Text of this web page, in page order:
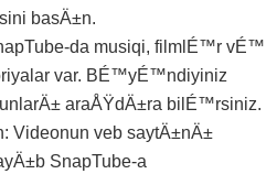
basÄ±n.
da musiqi, filmlÉ™r vÉ™
var. BÉ™yÉ™ndiyiniz
araÅŸdÄ±ra bilÉ™rsiniz.
veb saytÄ±nÄ±
SnapTube-a